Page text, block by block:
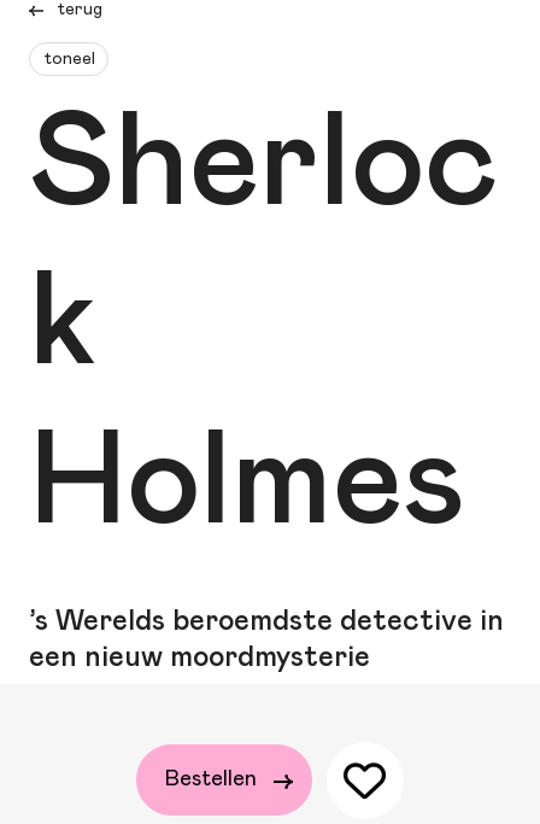
terug
toneel
Sherloc
k
Holmes
’s Werelds beroemdste detective in
een nieuw moordmysterie
Bestellen